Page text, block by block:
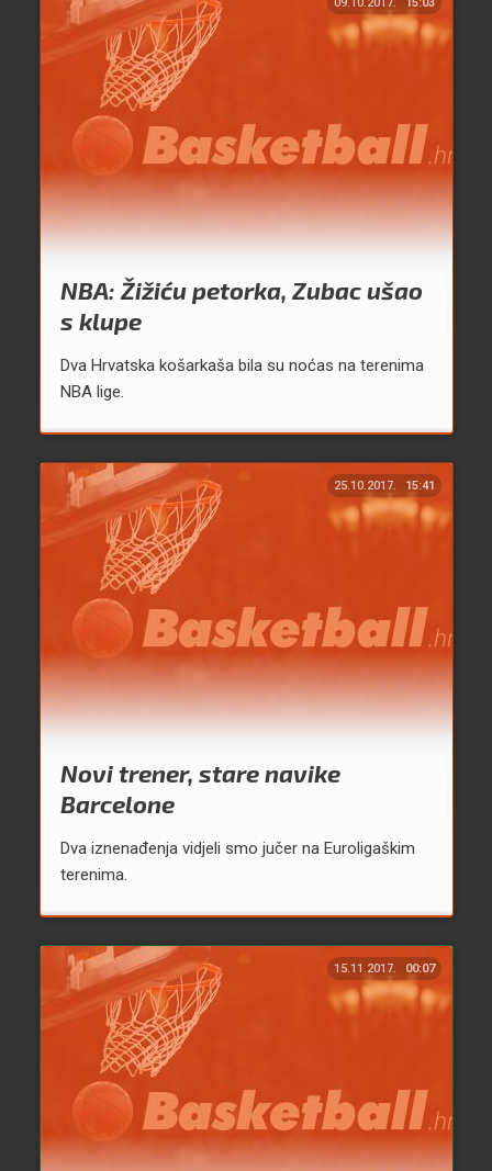
NBA: Žižiću petorka, Zubac ušao
s klupe
Dva Hrvatska košarkaša bila su noćas na terenima
NBA lige.
25.10.2017. 15:41
Novi trener, stare navike
Barcelone
Dva iznenađenja vidjeli smo jučer na Euroligaškim
terenima.
15.11.2017. 00:07